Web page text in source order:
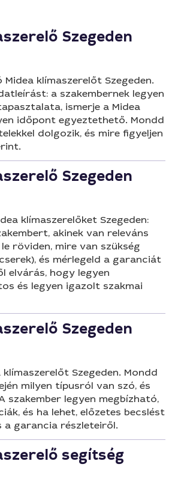
Szegeden
klímaszerelőt Szegeden.
a szakembernek legyen
ismerje a Midea
időpont egyeztethető. Mondd
dolgozik, és mire figyeljen
Szegeden
klímaszerelőket Szegeden:
akinek van releváns
röviden, mire van szükség
és mérlegeld a garanciát
elvárás, hogy legyen
és legyen igazolt szakmai
Szegeden
klímaszerelőt Szegeden. Mondd
milyen típusról van szó, és
szakember legyen megbízható,
és ha lehet, előzetes becslést
a garancia részleteiről.
segítség